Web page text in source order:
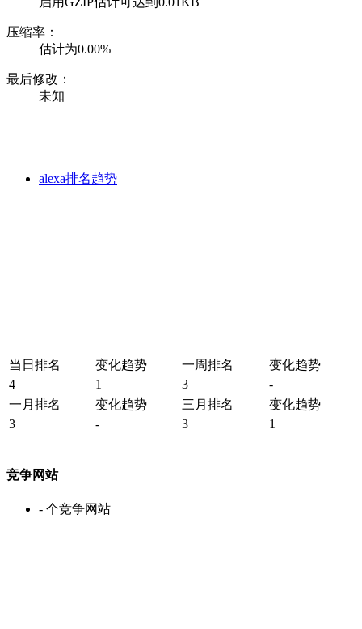
压缩率：
估计为0.00%
最后修改：
未知
alexa排名趋势
当日排名 变化趋势 一周排名
变化趋势
4
1 3
-
一月排名
变化趋势 三月排名
变化趋势
3
- 3 1
竞争网站
- 个竞争网站